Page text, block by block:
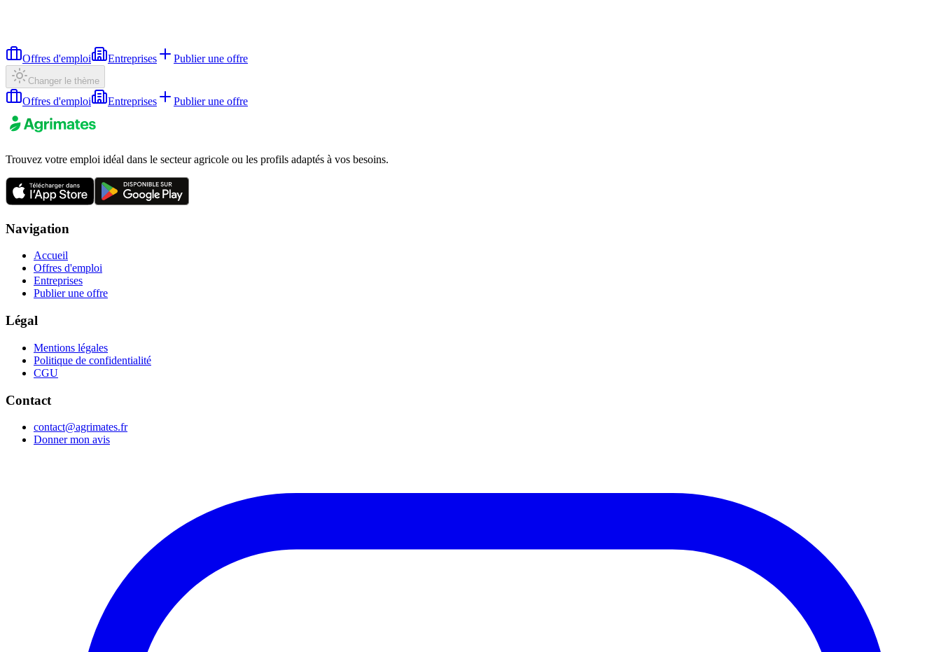
Offres d'emploi Entreprises Publier une offre
Changer le thème
Offres d'emploi Entreprises Publier une offre
Trouvez votre emploi idéal dans le secteur agricole ou les profils adaptés à vos besoins.
Navigation
Accueil
Offres d'emploi
Entreprises
Publier une offre
Légal
Mentions légales
Politique de confidentialité
CGU
Contact
contact@agrimates.fr
Donner mon avis